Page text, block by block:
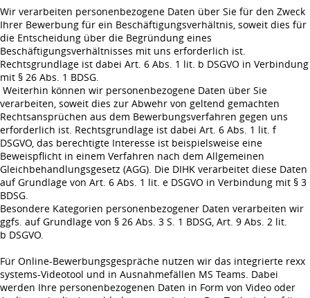
Wir verarbeiten personenbezogene Daten über Sie für den Zweck
Ihrer Bewerbung für ein Beschäftigungsverhältnis, soweit dies für
die Entscheidung über die Begründung eines
Beschäftigungsverhältnisses mit uns erforderlich ist.
Rechtsgrundlage ist dabei Art. 6 Abs. 1 lit. b DSGVO in Verbindung
mit § 26 Abs. 1 BDSG.
Weiterhin können wir personenbezogene Daten über Sie
verarbeiten, soweit dies zur Abwehr von geltend gemachten
Rechtsansprüchen aus dem Bewerbungsverfahren gegen uns
erforderlich ist. Rechtsgrundlage ist dabei Art. 6 Abs. 1 lit. f
DSGVO, das berechtigte Interesse ist beispielsweise eine
Beweispflicht in einem Verfahren nach dem Allgemeinen
Gleichbehandlungsgesetz (AGG). Die DIHK verarbeitet diese Daten
auf Grundlage von Art. 6 Abs. 1 lit. e DSGVO in Verbindung mit § 3
BDSG.
Besondere Kategorien personenbezogener Daten verarbeiten wir
ggfs. auf Grundlage von § 26 Abs. 3 S. 1 BDSG, Art. 9 Abs. 2 lit.
b DSGVO.
Für Online-Bewerbungsgespräche nutzen wir das integrierte rexx
systems-Videotool und in Ausnahmefällen MS Teams. Dabei
werden Ihre personenbezogenen Daten in Form von Video oder